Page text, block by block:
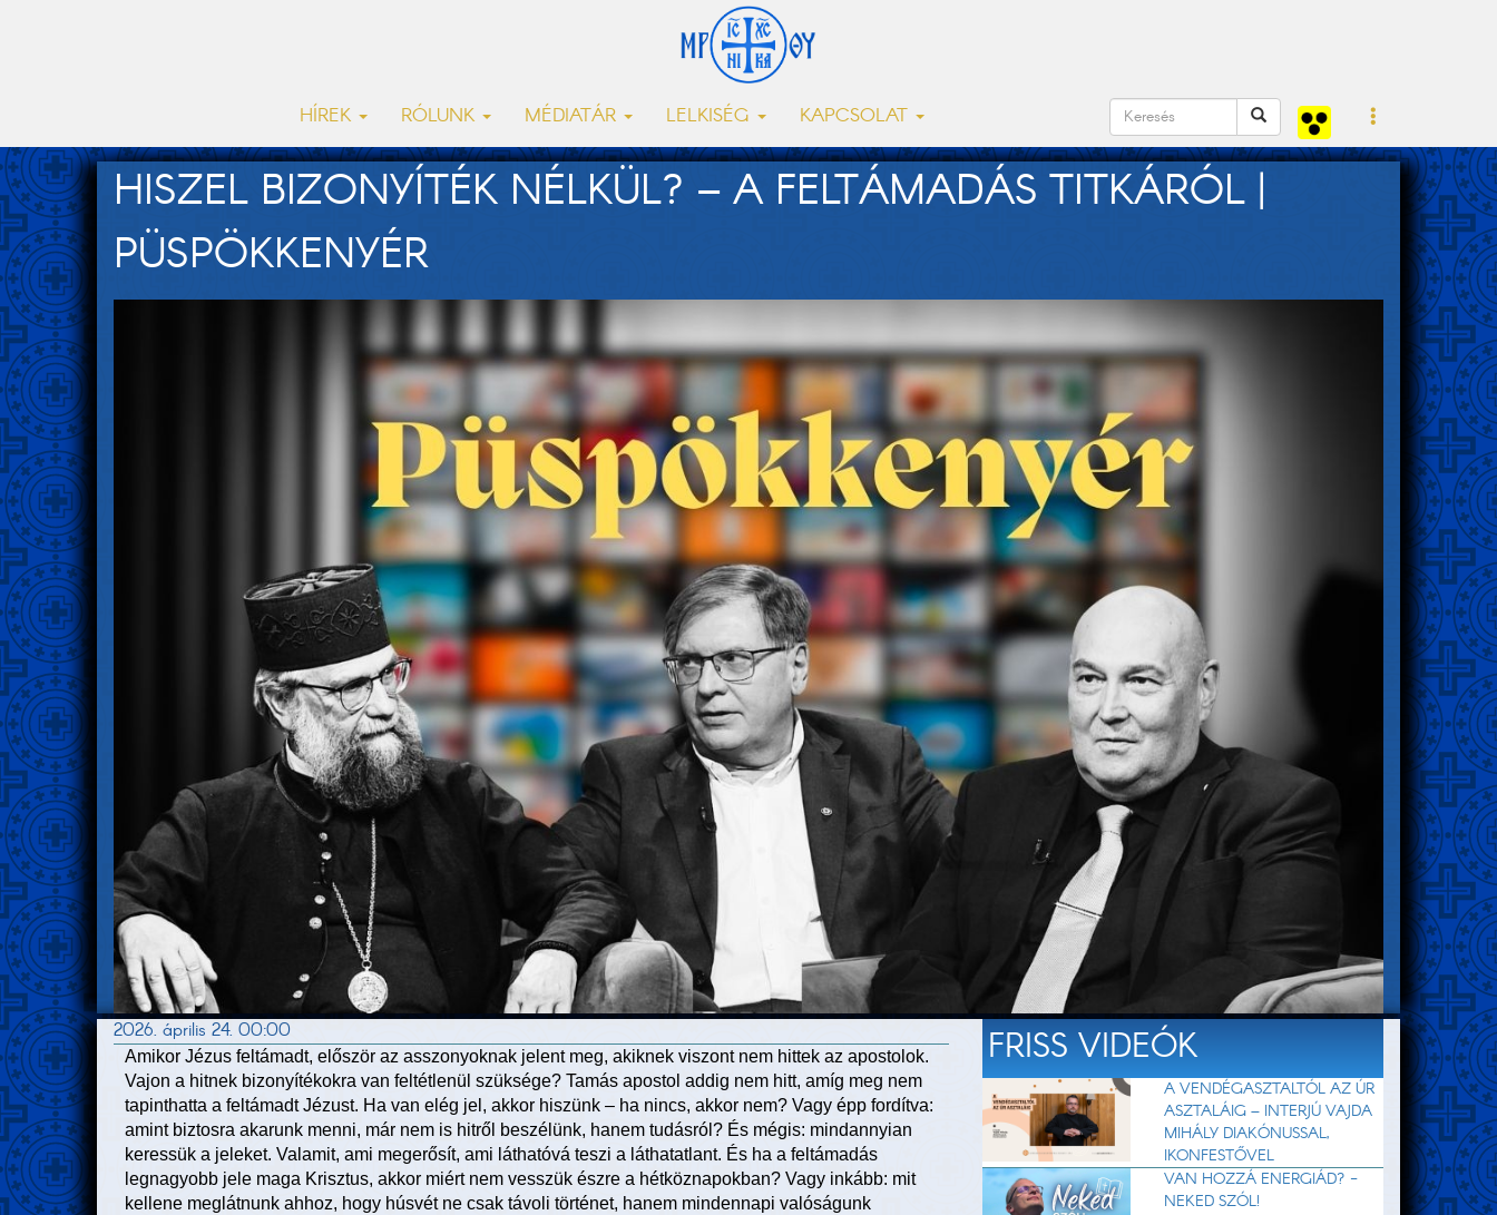
HÍREK RÓLUNK MÉDIATÁR LELKISÉG KAPCSOLAT
HISZEL BIZONYÍTÉK NÉLKÜL? – A FELTÁMADÁS TITKÁRÓL |
PÜSPÖKKENYÉR
2026. április 24. 00:00
Amikor Jézus feltámadt, először az asszonyoknak jelent meg, akiknek viszont nem hittek az apostolok.
Vajon a hitnek bizonyítékokra van feltétlenül szüksége? Tamás apostol addig nem hitt, amíg meg nem
tapinthatta a feltámadt Jézust. Ha van elég jel, akkor hiszünk – ha nincs, akkor nem? Vagy épp fordítva:
amint biztosra akarunk menni, már nem is hitről beszélünk, hanem tudásról? És mégis: mindannyian
keressük a jeleket. Valamit, ami megerősít, ami láthatóvá teszi a láthatatlant. És ha a feltámadás
legnagyobb jele maga Krisztus, akkor miért nem vesszük észre a hétköznapokban? Vagy inkább: mit
kellene meglátnunk ahhoz, hogy húsvét ne csak távoli történet, hanem mindennapi valóságunk
FRISS VIDEÓK
A VENDÉGASZTALTÓL AZ ÚR
ASZTALÁIG – INTERJÚ VAJDA
MIHÁLY DIAKÓNUSSAL,
IKONFESTŐVEL
VAN HOZZÁ ENERGIÁD? -
NEKED SZÓL!